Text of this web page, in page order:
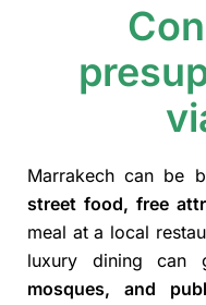
Marrakech can be
street food, free
meal at a local
luxury dining
mosques, and